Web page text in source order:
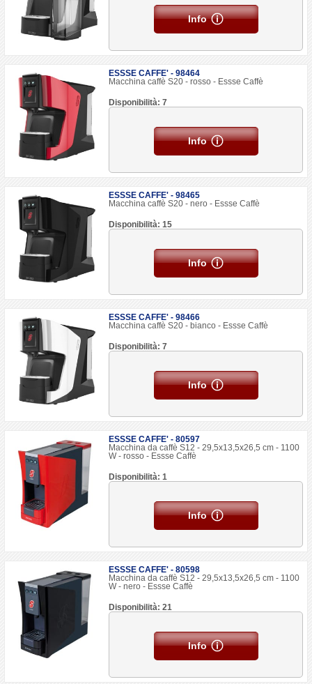
Info
ESSSE CAFFE' - 98464
Macchina caffè S20 - rosso - Essse Caffè
Disponibilità: 7
Info
ESSSE CAFFE' - 98465
Macchina caffè S20 - nero - Essse Caffè
Disponibilità: 15
Info
ESSSE CAFFE' - 98466
Macchina caffè S20 - bianco - Essse Caffè
Disponibilità: 7
Info
ESSSE CAFFE' - 80597
Macchina da caffè S12 - 29,5x13,5x26,5 cm - 1100
W - rosso - Essse Caffè
Disponibilità: 1
Info
ESSSE CAFFE' - 80598
Macchina da caffè S12 - 29,5x13,5x26,5 cm - 1100
W - nero - Essse Caffè
Disponibilità: 21
Info